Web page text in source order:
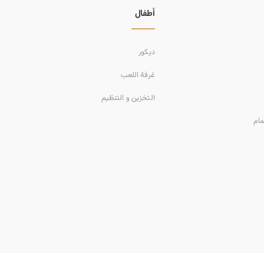
أطفال
ديكور
غرفة اللعب
التخزين و التنظيم